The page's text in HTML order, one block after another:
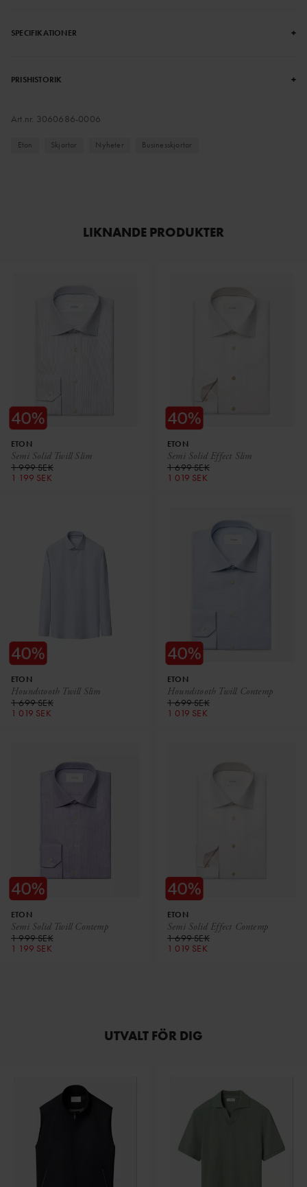
SPECIFIKATIONER +
PRISHISTORIK +
Art.nr. 3060686-0006
Eton Skjortor Nyheter Businesskjortor
LIKNANDE PRODUKTER
Semi Solid Twill Slim
ETON
1 999 SEK
1 199 SEK
Semi Solid Effect Slim
ETON
1 699 SEK
1 019 SEK
Houndstooth Twill Slim
ETON
1 699 SEK
1 019 SEK
Houndstooth Twill Contemp
ETON
1 699 SEK
1 019 SEK
Semi Solid Twill Contemp
ETON
1 999 SEK
1 199 SEK
Semi Solid Effect Contemp
ETON
1 699 SEK
1 019 SEK
UTVALT FÖR DIG